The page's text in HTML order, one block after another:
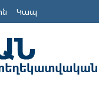
Կապ